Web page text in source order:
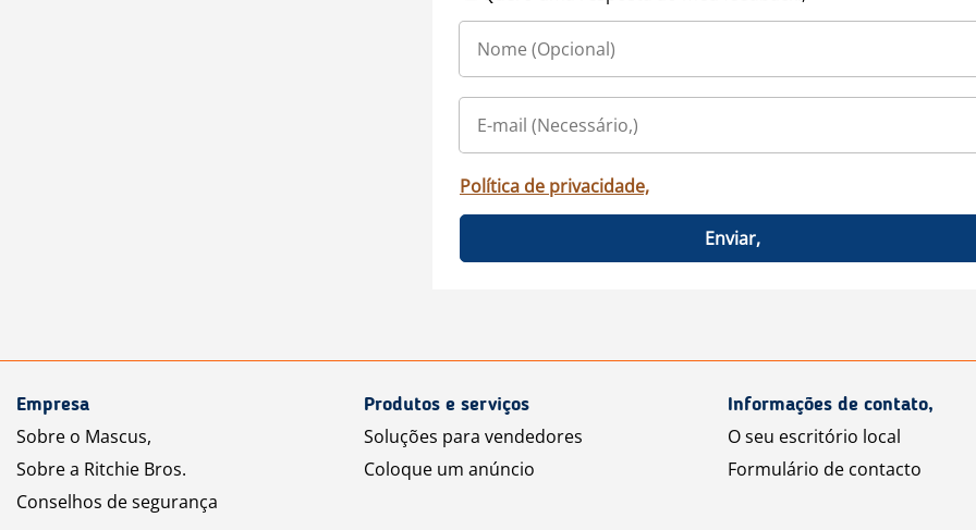
Política de privacidade,
Enviar,
Empresa
Sobre o Mascus,
Sobre a Ritchie Bros.
Conselhos de segurança
Produtos e serviços
Soluções para vendedores
Coloque um anúncio
Informações de contato,
O seu escritório local
Formulário de contacto